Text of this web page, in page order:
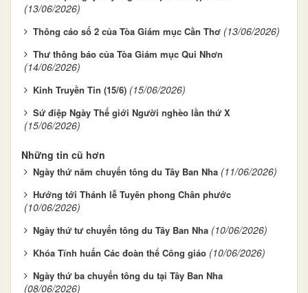
(13/06/2026)
Thông cáo số 2 của Tòa Giám mục Cần Thơ (13/06/2026)
Thư thông báo của Tòa Giám mục Qui Nhơn
(14/06/2026)
Kinh Truyền Tin (15/6) (15/06/2026)
Sứ điệp Ngày Thế giới Người nghèo lần thứ X
(15/06/2026)
Những tin cũ hơn
Ngày thứ năm chuyến tông du Tây Ban Nha (11/06/2026)
Hướng tới Thánh lễ Tuyên phong Chân phước
(10/06/2026)
Ngày thứ tư chuyến tông du Tây Ban Nha (10/06/2026)
Khóa Tĩnh huấn Các đoàn thể Công giáo (10/06/2026)
Ngày thứ ba chuyến tông du tại Tây Ban Nha
(08/06/2026)